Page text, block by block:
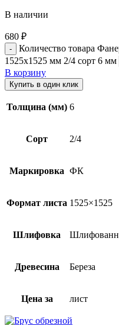
В наличии
680 ₽
Количество товара
1525х1525 мм 2/4 сорт 6 мм
В корзину
Купить в один клик
Толщина (мм) 6
Сорт 2/4
Маркировка ФК
Формат листа 1525×1525
Шлифовка
Древесина Береза
Цена за лист